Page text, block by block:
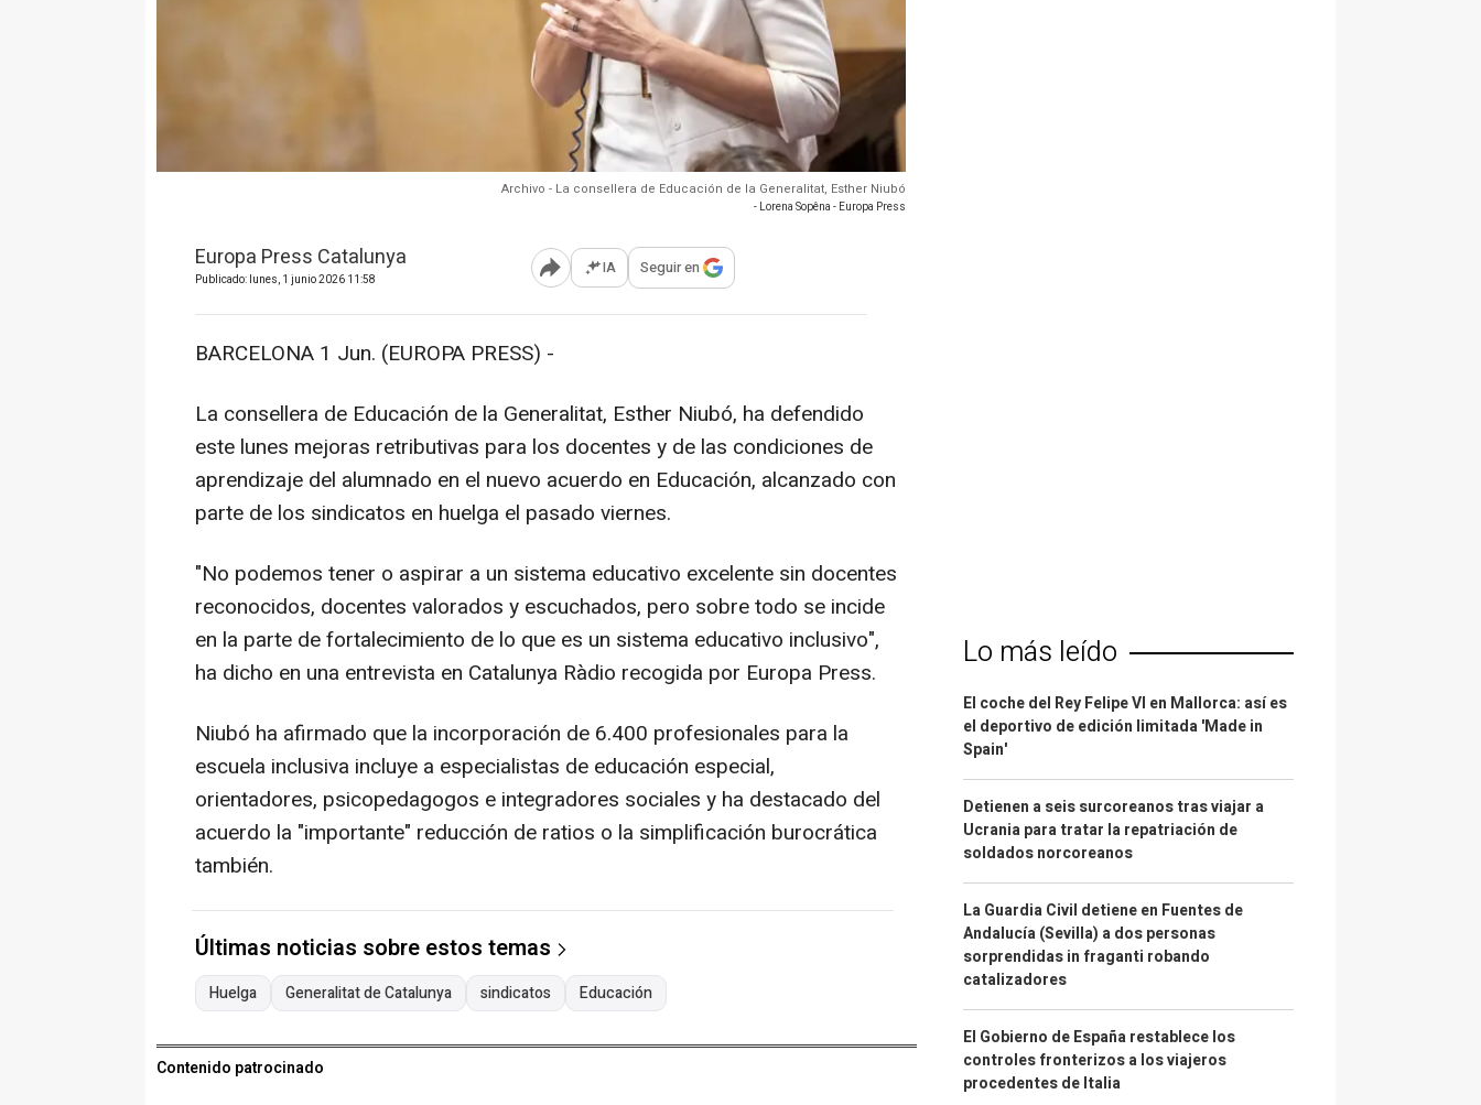
Archivo - La consellera de Educación de la Generalitat, Esther Niubó
- Lorena Sopêna - Europa Press
Europa Press Catalunya
Publicado: lunes, 1 junio 2026 11:58 Abrir opciones para compartir
IA Seguir en
BARCELONA 1 Jun. (EUROPA PRESS) -
La consellera de Educación de la Generalitat, Esther Niubó, ha defendido
este lunes mejoras retributivas para los docentes y de las condiciones de
aprendizaje del alumnado en el nuevo acuerdo en Educación, alcanzado con
parte de los sindicatos en huelga el pasado viernes.
"No podemos tener o aspirar a un sistema educativo excelente sin docentes
reconocidos, docentes valorados y escuchados, pero sobre todo se incide
en la parte de fortalecimiento de lo que es un sistema educativo inclusivo",
ha dicho en una entrevista en Catalunya Ràdio recogida por Europa Press.
Niubó ha afirmado que la incorporación de 6.400 profesionales para la
escuela inclusiva incluye a especialistas de educación especial,
orientadores, psicopedagogos e integradores sociales y ha destacado del
acuerdo la "importante" reducción de ratios o la simplificación burocrática
también.
Últimas noticias sobre estos temas
Huelga Generalitat de Catalunya sindicatos Educación
Contenido patrocinado
Lo más leído
El coche del Rey Felipe VI en Mallorca: así es
el deportivo de edición limitada 'Made in
Spain'
Detienen a seis surcoreanos tras viajar a
Ucrania para tratar la repatriación de
soldados norcoreanos
La Guardia Civil detiene en Fuentes de
Andalucía (Sevilla) a dos personas
sorprendidas in fraganti robando
catalizadores
El Gobierno de España restablece los
controles fronterizos a los viajeros
procedentes de Italia